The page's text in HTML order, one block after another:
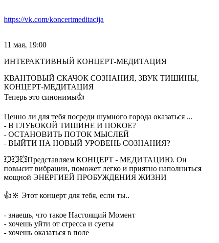
https://vk.com/koncertmeditacija
11 мая, 19:00
ИНТЕРАКТИВНЫЙ КОНЦЕРТ-МЕДИТАЦИЯ
КВАНТОВЫЙ СКАЧОК СОЗНАНИЯ, ЗВУК ТИШИНЫ,
КОНЦЕРТ-МЕДИТАЦИЯ
Теперь это синонимы👍
Ценно ли для тебя посреди шумного города оказаться ...
- В ГЛУБОКОЙ ТИШИНЕ И ПОКОЕ?
- ОСТАНОВИТЬ ПОТОК МЫСЛЕЙ
- ВЫЙТИ НА НОВЫЙ УРОВЕНЬ СОЗНАНИЯ?
💥💥💥Представляем КОНЦЕРТ - МЕДИТАЦИЮ. Он
повысит вибрации, поможет легко и приятно наполниться
мощной ЭНЕРГИЕЙ ПРОБУЖДЕНИЯ ЖИЗНИ
👍🔆 Этот концерт для тебя, если ты..
- знаешь, что такое Настоящий Момент
- хочешь уйти от стресса и суеты
- хочешь оказаться в поле